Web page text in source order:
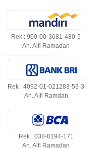
Rek : 900-00-3681-480-5
An. Alfi Ramadan
Rek : 4092-01-021283-53-3
An. Alfi Ramdan
Rek : 038-0194-171
An. Alfi Ramadan